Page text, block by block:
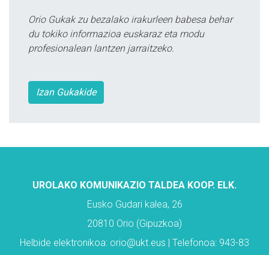
Orio Gukak zu bezalako irakurleen babesa behar
du tokiko informazioa euskaraz eta modu
profesionalean lantzen jarraitzeko.
Izan Gukakide
UROLAKO KOMUNIKAZIO TALDEA KOOP. ELK.
Eusko Gudari kalea, 26
20810 Orio (Gipuzkoa)
Helbide elektronikoa: orio@ukt.eus | Telefonoa: 943-83